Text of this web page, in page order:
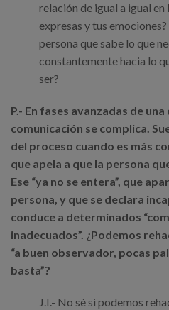
relación de igual a igual
expresas y tus
persona que sabe lo que
constantemente hacia lo
ser?
P.- En fases avanzadas de
comunicación se complica.
del proceso cuando es más
que apela a que la persona
Ese “ya no se entera”, que
persona, y que se declara
conduce a determinados
inadecuados”. ¿Podemos
“a buen observador, pocas
basta”?
J.I.- No sé si podemos